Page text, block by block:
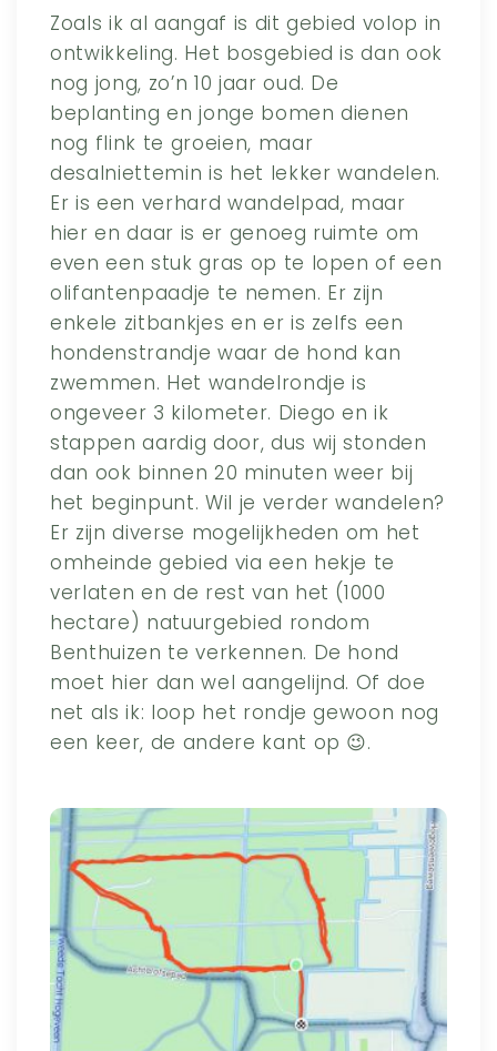
Zoals ik al aangaf is dit gebied volop in
ontwikkeling. Het bosgebied is dan ook
nog jong, zo’n 10 jaar oud. De
beplanting en jonge bomen dienen
nog flink te groeien, maar
desalniettemin is het lekker wandelen.
Er is een verhard wandelpad, maar
hier en daar is er genoeg ruimte om
even een stuk gras op te lopen of een
olifantenpaadje te nemen. Er zijn
enkele zitbankjes en er is zelfs een
hondenstrandje waar de hond kan
zwemmen. Het wandelrondje is
ongeveer 3 kilometer. Diego en ik
stappen aardig door, dus wij stonden
dan ook binnen 20 minuten weer bij
het beginpunt. Wil je verder wandelen?
Er zijn diverse mogelijkheden om het
omheinde gebied via een hekje te
verlaten en de rest van het (1000
hectare) natuurgebied rondom
Benthuizen te verkennen. De hond
moet hier dan wel aangelijnd. Of doe
net als ik: loop het rondje gewoon nog
een keer, de andere kant op 😉.